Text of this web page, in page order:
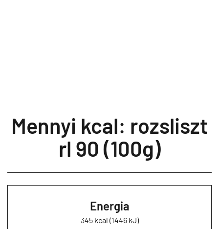
Mennyi kcal: rozsliszt
rl 90 (100g)
Energia
345 kcal (1446 kJ)